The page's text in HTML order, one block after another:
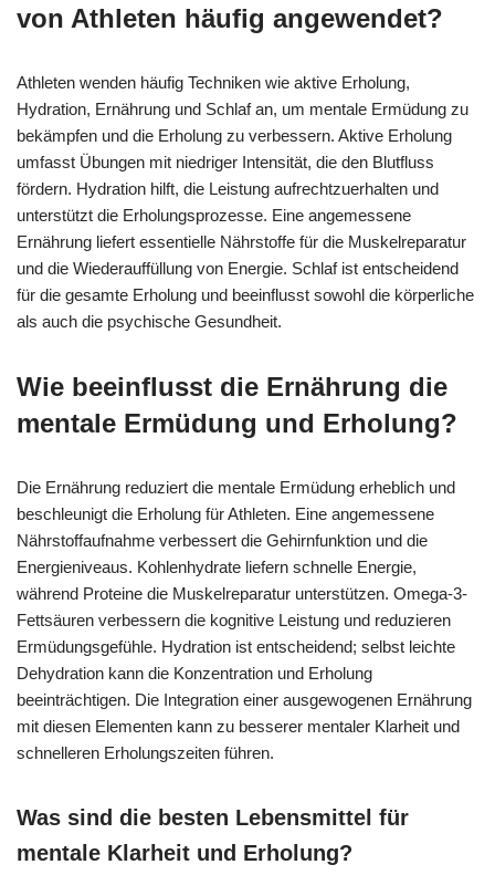
von Athleten häufig angewendet?
Athleten wenden häufig Techniken wie aktive Erholung,
Hydration, Ernährung und Schlaf an, um mentale Ermüdung zu
bekämpfen und die Erholung zu verbessern. Aktive Erholung
umfasst Übungen mit niedriger Intensität, die den Blutfluss
fördern. Hydration hilft, die Leistung aufrechtzuerhalten und
unterstützt die Erholungsprozesse. Eine angemessene
Ernährung liefert essentielle Nährstoffe für die Muskelreparatur
und die Wiederauffüllung von Energie. Schlaf ist entscheidend
für die gesamte Erholung und beeinflusst sowohl die körperliche
als auch die psychische Gesundheit.
Wie beeinflusst die Ernährung die
mentale Ermüdung und Erholung?
Die Ernährung reduziert die mentale Ermüdung erheblich und
beschleunigt die Erholung für Athleten. Eine angemessene
Nährstoffaufnahme verbessert die Gehirnfunktion und die
Energieniveaus. Kohlenhydrate liefern schnelle Energie,
während Proteine die Muskelreparatur unterstützen. Omega-3-
Fettsäuren verbessern die kognitive Leistung und reduzieren
Ermüdungsgefühle. Hydration ist entscheidend; selbst leichte
Dehydration kann die Konzentration und Erholung
beeinträchtigen. Die Integration einer ausgewogenen Ernährung
mit diesen Elementen kann zu besserer mentaler Klarheit und
schnelleren Erholungszeiten führen.
Was sind die besten Lebensmittel für
mentale Klarheit und Erholung?